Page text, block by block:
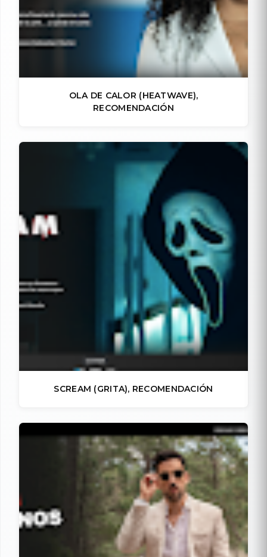
OLA DE CALOR (HEATWAVE),
RECOMENDACIÓN
SCREAM (GRITA), RECOMENDACIÓN